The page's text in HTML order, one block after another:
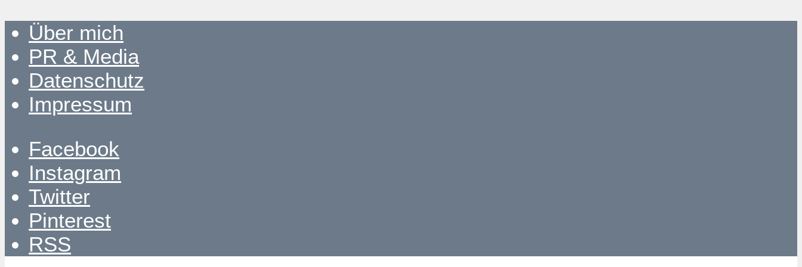
Über mich
PR & Media
Datenschutz
Impressum
Facebook
Instagram
Twitter
Pinterest
RSS